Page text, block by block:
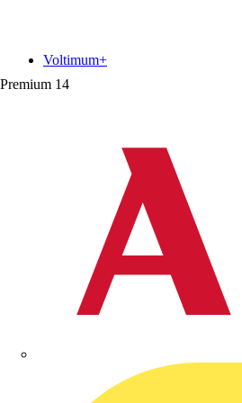
Premium 14
Voltimum+